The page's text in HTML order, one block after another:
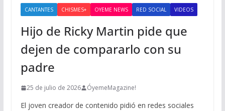
CANTANTES CHISMES+ OYEME NEWS RED SOCIAL VIDEOS
Hijo de Ricky Martin pide que
dejen de compararlo con su
padre
25 de julio de 2026 ÓyemeMagazine!
El joven creador de contenido pidió en redes sociales